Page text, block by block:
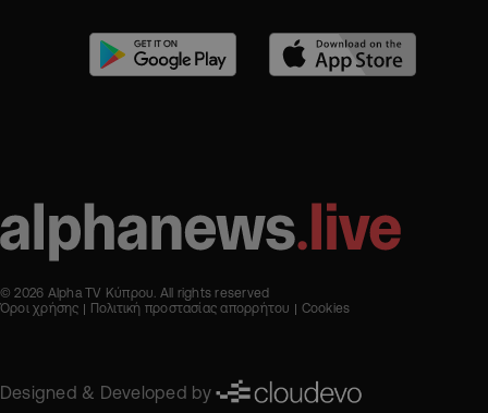
© 2026 Alpha TV Κύπρου. All rights reserved
Όροι χρήσης
Πολιτική προστασίας απορρήτου Cookies
Designed & Developed by